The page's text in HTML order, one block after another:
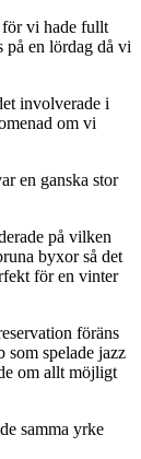
för vi hade fullt
på en lördag då vi
involverade i
om vi
en ganska stor
på vilken
byxor så det
för en vinter
föräns
som spelade jazz
om allt möjligt
samma yrke